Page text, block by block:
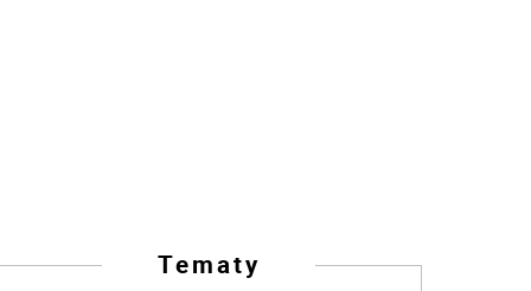
Tematy